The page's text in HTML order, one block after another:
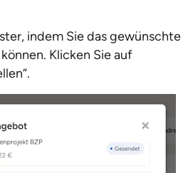
indem Sie das gewünschte
Klicken Sie auf